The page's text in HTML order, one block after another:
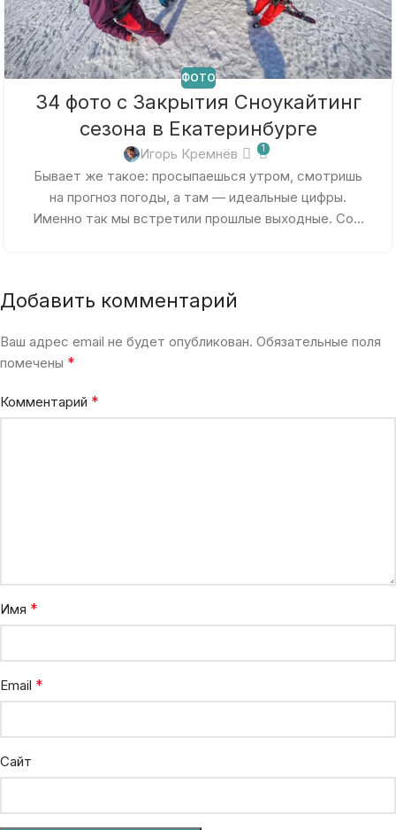
ФОТО
34 фото с Закрытия Сноукайтинг
сезона в Екатеринбурге
Игорь Кремнёв 1
Бывает же такое: просыпаешься утром, смотришь
на прогноз погоды, а там — идеальные цифры.
Именно так мы встретили прошлые выходные. Со...
Добавить комментарий
Ваш адрес email не будет опубликован. Обязательные поля
помечены *
Комментарий *
Имя *
Email *
Сайт